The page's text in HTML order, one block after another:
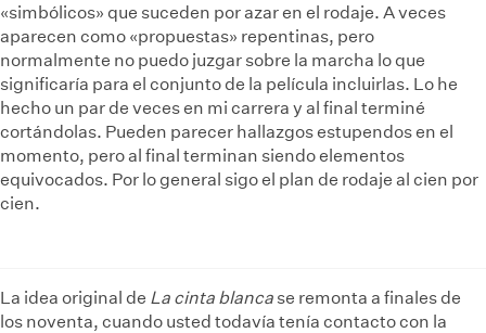
«simbólicos» que suceden por azar en el rodaje. A veces
aparecen como «propuestas» repentinas, pero
normalmente no puedo juzgar sobre la marcha lo que
significaría para el conjunto de la película incluirlas. Lo he
hecho un par de veces en mi carrera y al final terminé
cortándolas. Pueden parecer hallazgos estupendos en el
momento, pero al final terminan siendo elementos
equivocados. Por lo general sigo el plan de rodaje al cien por
cien.
La idea original de La cinta blanca se remonta a finales de
los noventa, cuando usted todavía tenía contacto con la